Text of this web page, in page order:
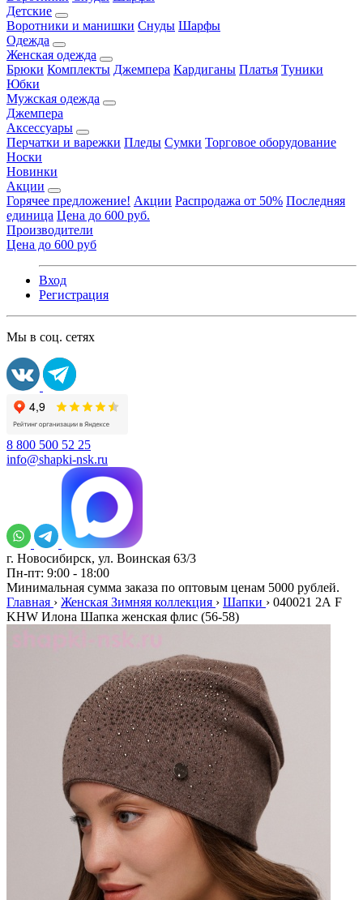
Детские
Воротники и манишки Снуды Шарфы
Одежда
Женская одежда
Брюки Комплекты Джемпера Кардиганы Платья Туники
Юбки
Мужская одежда
Джемпера
Аксессуары
Перчатки и варежки Пледы Сумки Торговое оборудование
Носки
Новинки
Акции
Горячее предложение! Акции Распродажа от 50% Последняя
единица Цена до 600 руб.
Производители
Цена до 600 руб
Вход
Регистрация
Мы в соц. сетях
8 800 500 52 25
info@shapki-nsk.ru
г. Новосибирск, ул. Воинская 63/3
Пн-пт: 9:00 - 18:00
Минимальная сумма заказа по оптовым ценам 5000 рублей.
Главная › Женская Зимняя коллекция › Шапки › 040021 2А F
KHW Илона Шапка женская флис (56-58)